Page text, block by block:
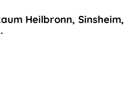
Heilbronn, Sinsheim,